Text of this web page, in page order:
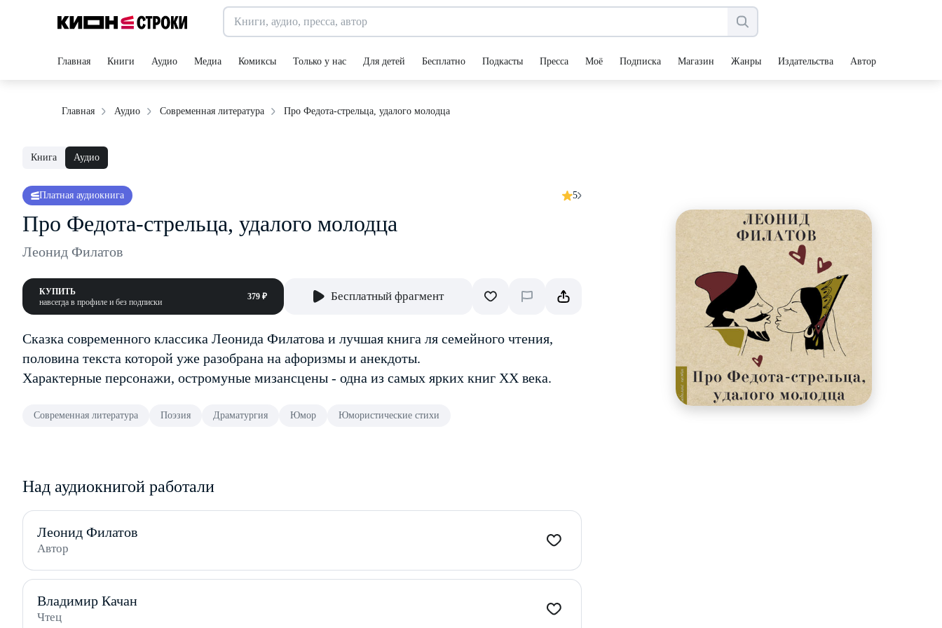
Главная Книги Аудио Медиа Комиксы Только у нас Для детей Бесплатно Подкасты Пресса Моё Подписка Магазин Жанры Издательства Авторы
Главная Аудио Современная литература Про Федота-стрельца, удалого молодца
Книга Аудио
Платная аудиокнига 5
Про Федота-стрельца, удалого молодца
Леонид Филатов
КУПИТЬ
навсегда в профиле и без подписки
379 ₽ Бесплатный фрагмент
Сказка современного классика Леонида Филатова и лучшая книга ля семейного чтения,
половина текста которой уже разобрана на афоризмы и анекдоты.
Характерные персонажи, остромуные мизансцены - одна из самых ярких книг XX века.
Современная литература Поэзия Драматургия Юмор Юмористические стихи
Над аудиокнигой работали
Леонид Филатов
Автор
Владимир Качан
Чтец